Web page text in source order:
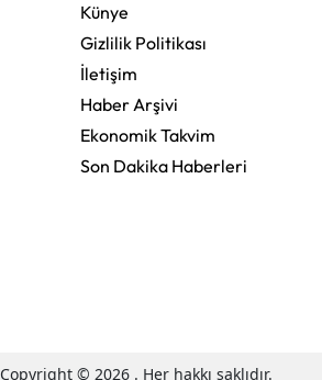
Künye
Gizlilik Politikası
İletişim
Haber Arşivi
Ekonomik Takvim
Son Dakika Haberleri
Copyright © 2026 . Her hakkı saklıdır.